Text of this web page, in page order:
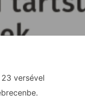
versével